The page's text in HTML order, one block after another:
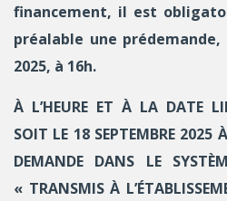
financement, il est
préalable une
2025, à 16h.
À L’HEURE ET À LA DATE
SOIT LE 18 SEPTEMBRE 2025
DEMANDE DANS LE
« TRANSMIS À